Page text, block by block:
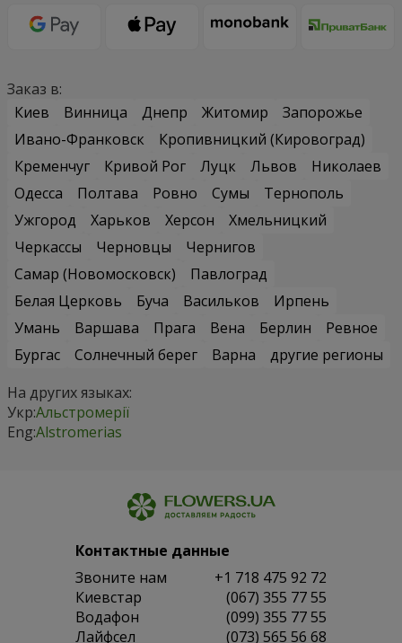
Заказ в:
Киев
Винница Днепр Житомир
Запорожье
Ивано-Франковск
Кропивницкий (Кировоград)
Кременчуг
Кривой Рог Луцк Львов
Николаев
Одесса
Полтава Ровно Сумы
Тернополь
Ужгород
Харьков Херсон
Хмельницкий
Черкассы
Черновцы
Чернигов
Самар (Новомосковск)
Павлоград
Белая Церковь
Буча Васильков
Ирпень
Умань
Варшава Прага Вена Берлин
Ревное
Бургас
Солнечный берег Варна
другие регионы
На других языках:
Укр:Альстромерії
Eng:Alstromerias
Контактные данные
Звоните нам
+1 718 475 92 72
Киевстар
(067) 355 77 55
Водафон
(099) 355 77 55
Лайфсел
(073) 565 56 68